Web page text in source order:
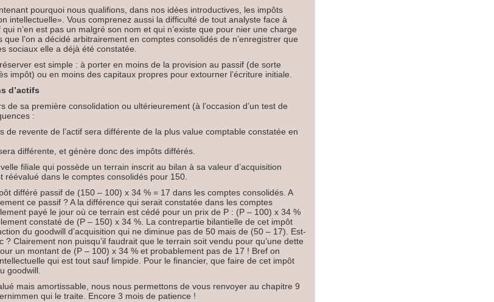
pourquoi nous qualifions, dans nos idées introductives, les impôts
intellectuelle». Vous comprenez aussi la difficulté de tout analyste face à
n’en est pas un malgré son nom et qui n’existe que pour nier une charge
l’on a décidé arbitrairement en comptes consolidés de n’enregistrer que
sociaux elle a déjà été constatée.
est simple : à porter en moins de la provision au passif (de sorte
impôt) ou en moins des capitaux propres pour extourner l’écriture initiale.
d’actifs
de sa première consolidation ou ultérieurement (à l’occasion d’un test de
:
de revente de l’actif sera différente de la plus value comptable constatée en
différente, et génère donc des impôts différés.
filiale qui possède un terrain inscrit au bilan à sa valeur d’acquisition
réévalué dans le comptes consolidés pour 150.
différé passif de (150 – 100) x 34 % = 17 dans les comptes consolidés. A
ce passif ? A la différence qui serait constatée dans les comptes
payé le jour où ce terrain est cédé pour un prix de P : (P – 100) x 34 %
constaté de (P – 150) x 34 %. La contrepartie bilantielle de cet impôt
du goodwill d’acquisition qui ne diminue pas de 50 mais de (50 – 17). Est-
? Clairement non puisqu’il faudrait que le terrain soit vendu pour qu’une dette
un montant de (P – 100) x 34 % et probablement pas de 17 ! Bref on
qui est tout sauf limpide. Pour le financier, que faire de cet impôt
goodwill.
mais amortissable, nous nous permettons de vous renvoyer au chapitre 9
qui le traite. Encore 3 mois de patience !